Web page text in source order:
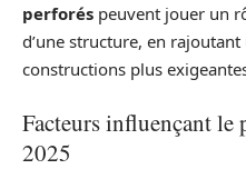
perforés peuvent jouer un
d’une structure, en
constructions plus
Facteurs influençant le
2025